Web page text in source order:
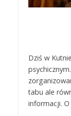
Dziś w
tabu ale
informacji.